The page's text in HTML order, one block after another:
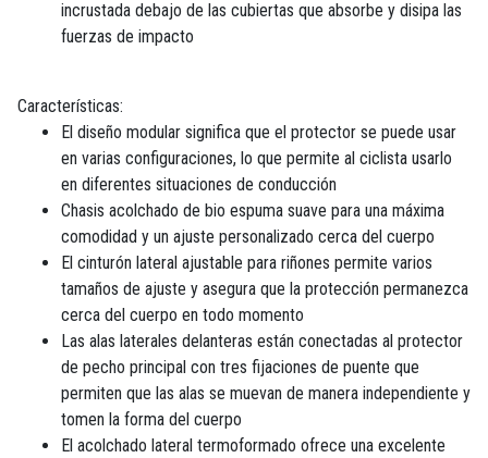
incrustada debajo de las cubiertas que absorbe y disipa las
fuerzas de impacto
Características:
El diseño modular significa que el protector se puede usar
en varias configuraciones, lo que permite al ciclista usarlo
en diferentes situaciones de conducción
Chasis acolchado de bio espuma suave para una máxima
comodidad y un ajuste personalizado cerca del cuerpo
El cinturón lateral ajustable para riñones permite varios
tamaños de ajuste y asegura que la protección permanezca
cerca del cuerpo en todo momento
Las alas laterales delanteras están conectadas al protector
de pecho principal con tres fijaciones de puente que
permiten que las alas se muevan de manera independiente y
tomen la forma del cuerpo
El acolchado lateral termoformado ofrece una excelente